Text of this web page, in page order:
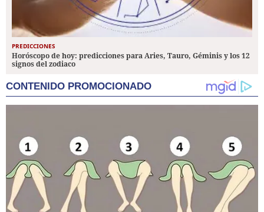
PREDICCIONES
Horóscopo de hoy: predicciones para Aries, Tauro, Géminis y los 12
signos del zodiaco
CONTENIDO PROMOCIONADO